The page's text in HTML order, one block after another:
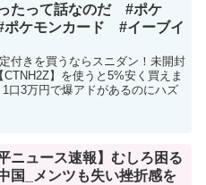
たって話なのだ #ポケ
ケモンカード #イーブイ
付きを買うならスニダン！未開封
】を使うと5%安く買えま
3万円で爆アドがあるのにハズ
平ニュース速報】むしろ困る
国_メンツも失い挫折感を